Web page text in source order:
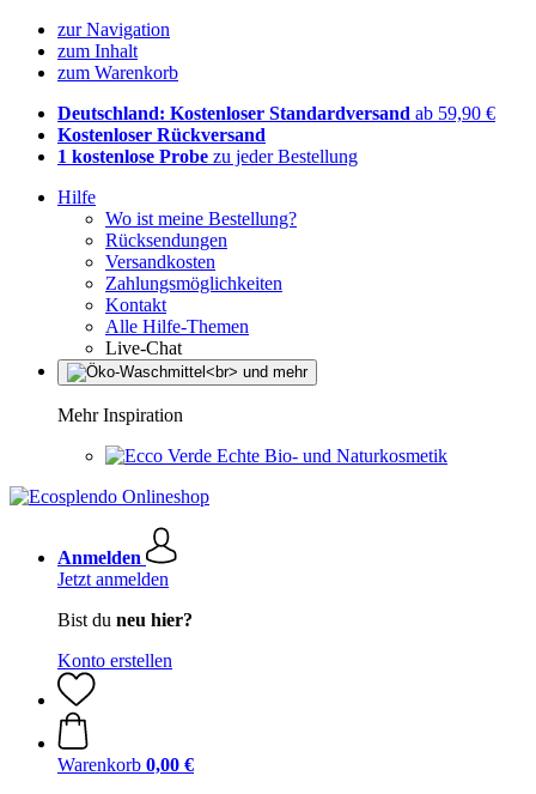
zur Navigation
zum Inhalt
zum Warenkorb
Deutschland: Kostenloser Standardversand ab 59,90 €
Kostenloser Rückversand
1 kostenlose Probe zu jeder Bestellung
Hilfe
Wo ist meine Bestellung?
Rücksendungen
Versandkosten
Zahlungsmöglichkeiten
Kontakt
Alle Hilfe-Themen
Live-Chat
Mehr Inspiration
Echte Bio- und Naturkosmetik
Anmelden
Jetzt anmelden
Bist du neu hier?
Konto erstellen
Warenkorb 0,00 €